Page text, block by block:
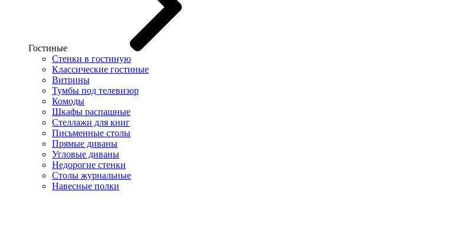
Гостиные
Стенки в гостиную
Классические гостиные
Витрины
Тумбы под телевизор
Комоды
Шкафы распашные
Стеллажи для книг
Письменные столы
Прямые диваны
Угловые диваны
Недорогие стенки
Столы журнальные
Навесные полки